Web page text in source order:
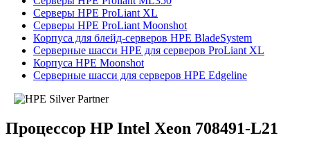
Серверы HPE ProLiant XL
Серверы HPE ProLiant Moonshot
Корпуса для блейд-серверов HPE BladeSystem
Серверные шасси HPE для серверов ProLiant XL
Корпуса HPE Moonshot
Серверные шасси для серверов HPE Edgeline
Процессор HP Intel Xeon 708491-L21